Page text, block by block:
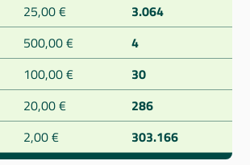
25,00 €
3.064
500,00 €
4
100,00 €
30
20,00 €
286
2,00 € 303.166